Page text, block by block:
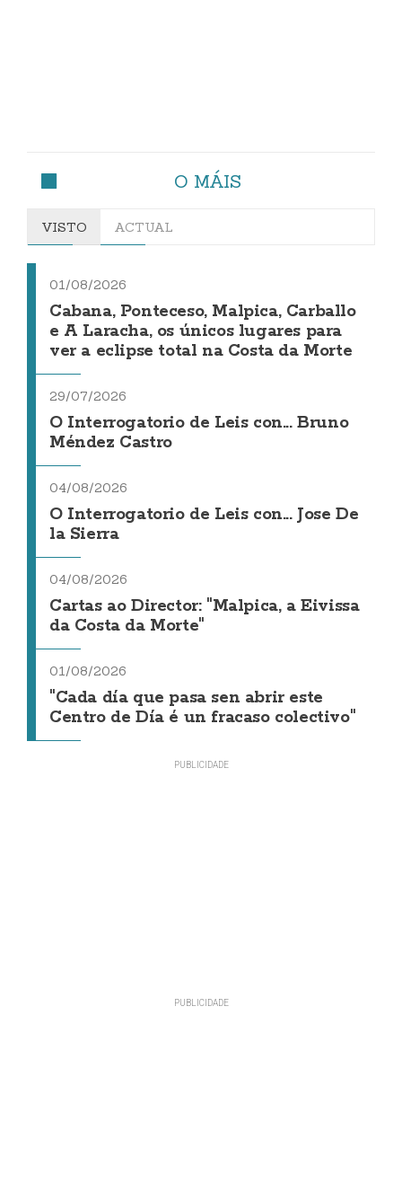
O MÁIS
VISTO ACTUAL
01/08/2026
Cabana, Ponteceso, Malpica, Carballo
e A Laracha, os únicos lugares para
ver a eclipse total na Costa da Morte
29/07/2026
O Interrogatorio de Leis con... Bruno
Méndez Castro
04/08/2026
O Interrogatorio de Leis con... Jose De
la Sierra
04/08/2026
Cartas ao Director: "Malpica, a Eivissa
da Costa da Morte"
01/08/2026
"Cada día que pasa sen abrir este
Centro de Día é un fracaso colectivo"